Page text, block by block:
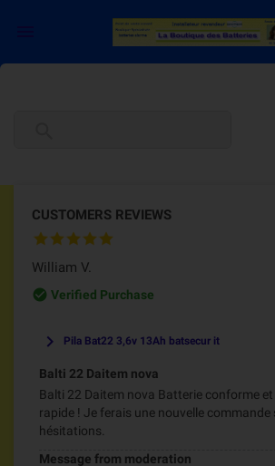
CUSTOMERS REVIEWS
William V.
check_circle_outline
Verified Purchase
keyboard_arrow_right Pila Bat22 3,6v 13Ah batsecur it
Balti 22 Daitem nova
Balti 22 Daitem nova Batterie conforme
rapide ! Je ferais une nouvelle commande
hésitations.
Message from moderation